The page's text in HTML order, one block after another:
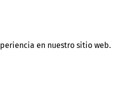
en nuestro sitio